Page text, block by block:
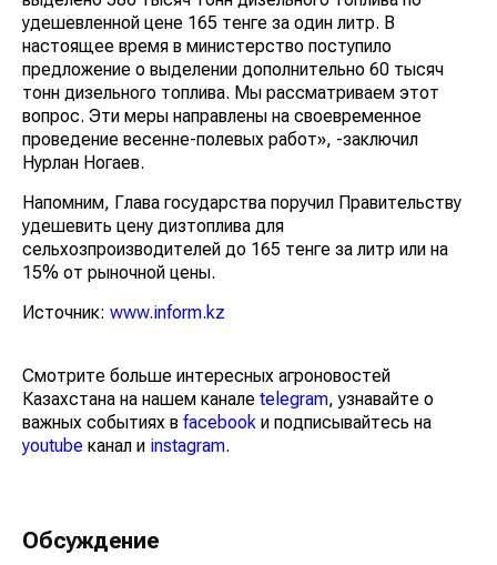
удешевленной цене 165 тенге за один литр. В
настоящее время в министерство поступило
предложение о выделении дополнительно 60 тысяч
тонн дизельного топлива. Мы рассматриваем этот
вопрос. Эти меры направлены на своевременное
проведение весенне-полевых работ», -заключил
Нурлан Ногаев.
Напомним, Глава государства поручил Правительству
удешевить цену дизтоплива для
сельхозпроизводителей до 165 тенге за литр или на
15% от рыночной цены.
Источник: www.inform.kz
Смотрите больше интересных агроновостей
Казахстана на нашем канале telegram, узнавайте о
важных событиях в facebook и подписывайтесь на
youtube канал и instagram.
Обсуждение